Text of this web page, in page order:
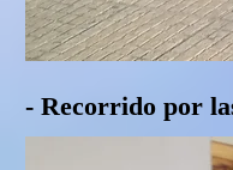
- Recorrido por